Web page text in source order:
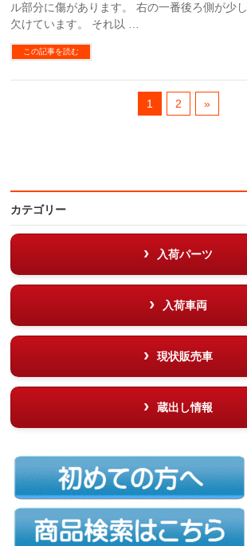
ル部分に傷があります。 右の一番後ろ側が少し
欠けています。 それ以 …
この記事を読む
1 2 »
カテゴリー
入荷パーツ
入荷車両
現状販売車
蔵出し情報